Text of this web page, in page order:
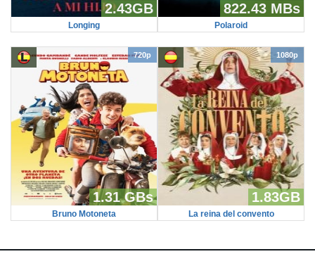
2.43GB
Longing
822.43 MBs
Polaroid
720p
1.31 GBs
Bruno Motoneta
1080p
1.83GB
La reina del convento